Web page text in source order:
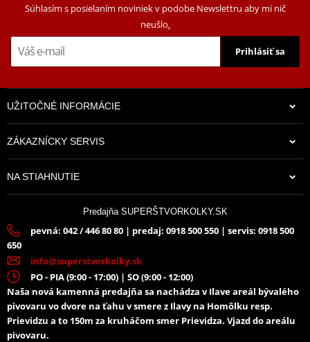
Súhlasím s posielaním noviniek v podobe Newslettru aby mi nič
neušlo.
Prihlásiť sa
UŽITOČNÉ INFORMÁCIE
ZÁKAZNÍCKY SERVIS
NA STIAHNUTIE
Predajňa SUPERŠTVORKOLKY.SK
pevná: 042 / 446 80 80 | predaj: 0918 500 550 | servis: 0918 500
650
info@superstvorkolky.sk
PO - PIA (9:00 - 17:00) | SO (9:00 - 12:00)
Naša nová kamenná predajňa sa nachádza v Ilave areál bývalého
pivovaru vo dvore na ťahu v smere z Ilavy na Homôlku resp.
Prievidzu a to 150m za kruháčom smer Prievidza. Vjazd do areálu
pivovaru.